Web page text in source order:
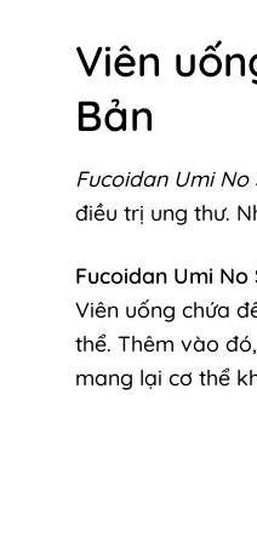
Viên
Bản
Fucoidan Umi No
điều trị ung thư.
Fucoidan Umi No
Viên uống chứa
thể. Thêm vào
mang lại cơ thể